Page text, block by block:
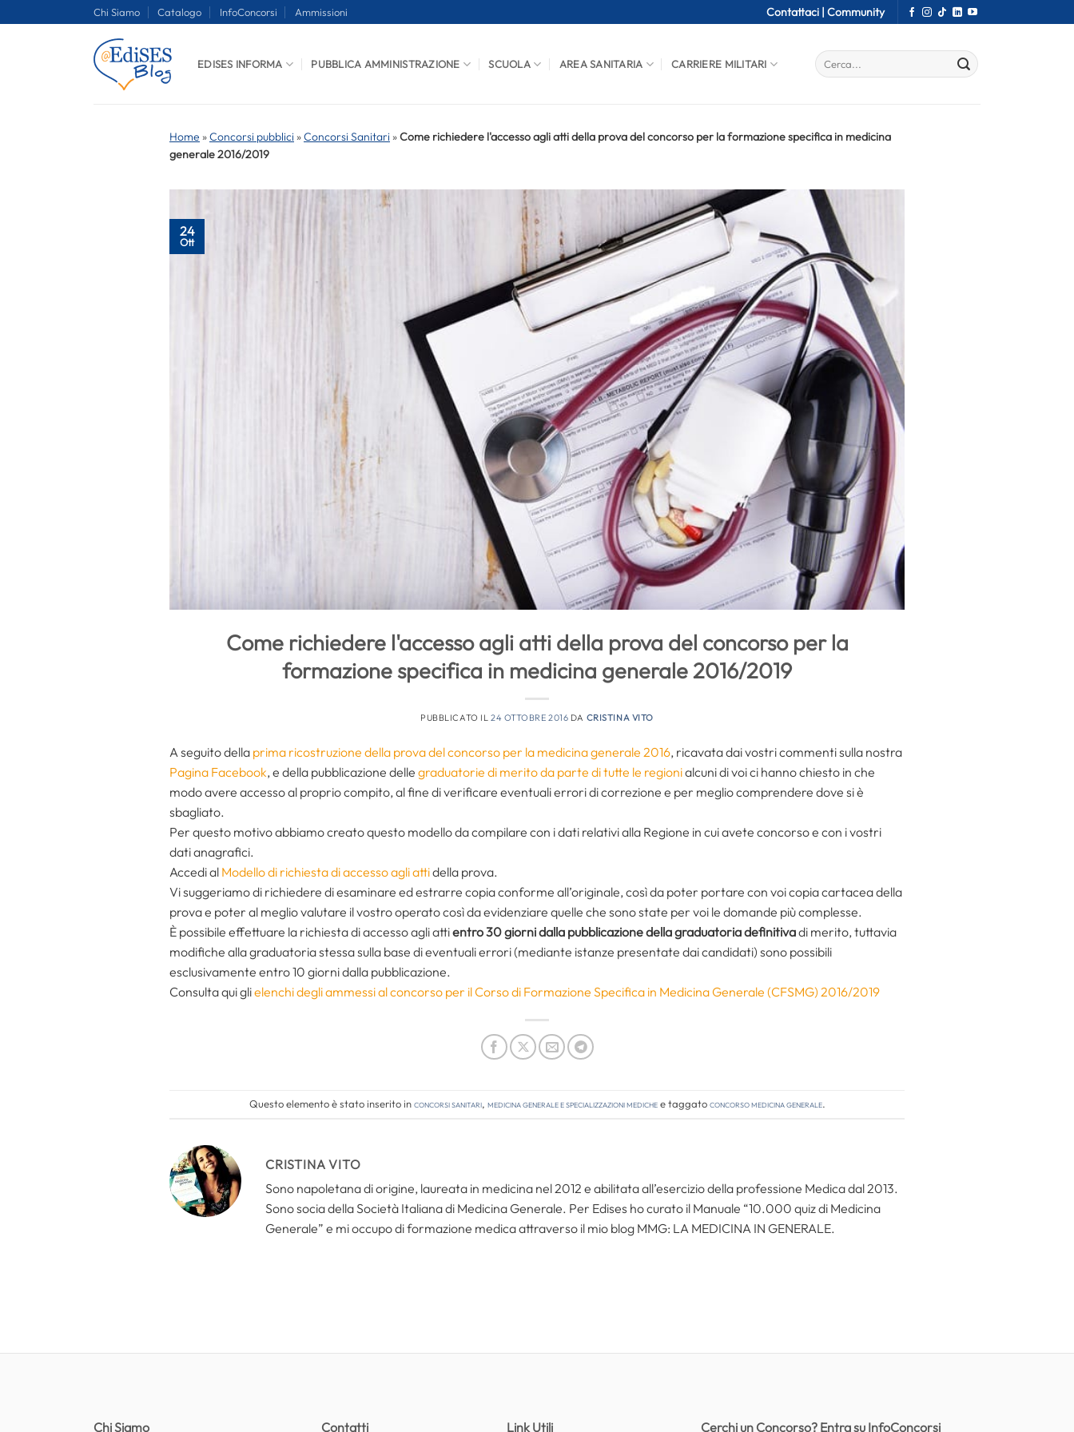
Chi Siamo Catalogo InfoConcorsi Ammissioni Contattaci | Community
EDISES INFORMA PUBBLICA AMMINISTRAZIONE SCUOLA AREA SANITARIA CARRIERE MILITARI
Home »Concorsi pubblici »Concorsi Sanitari »Come richiedere l'accesso agli atti della prova del concorso per la formazione specifica in medicina
generale 2016/2019
24
Ott
Come richiedere l'accesso agli atti della prova del concorso per la
formazione specifica in medicina generale 2016/2019
PUBBLICATO IL 24 OTTOBRE 2016 DA CRISTINA VITO
A seguito della prima ricostruzione della prova del concorso per la medicina generale 2016, ricavata dai vostri commenti sulla nostra
Pagina Facebook, e della pubblicazione delle graduatorie di merito da parte di tutte le regionialcuni di voi ci hanno chiesto in che
modo avere accesso al proprio compito, al fine di verificare eventuali errori di correzione e per meglio comprendere dove si è
sbagliato.
Per questo motivo abbiamo creato questo modello da compilare con i dati relativi alla Regione in cui avete concorso e con i vostri
dati anagrafici.
Accedi al Modello di richiesta di accesso agli attidella prova.
Vi suggeriamo di richiedere di esaminare ed estrarre copia conforme all’originale, così da poter portare con voi copia cartacea della
prova e poter al meglio valutare il vostro operato così da evidenziare quelle che sono state per voi le domande più complesse.
È possibile effettuare la richiesta di accesso agli attientro 30 giorni dalla pubblicazione della graduatoria definitivadi merito, tuttavia
modifiche alla graduatoria stessa sulla base di eventuali errori (mediante istanze presentate dai candidati) sono possibili
esclusivamente entro 10 giorni dalla pubblicazione.
Consulta qui glielenchi degli ammessi al concorso per il Corso di Formazione Specifica in Medicina Generale (CFSMG) 2016/2019
Questo elemento è stato inserito inConcorsi Sanitari, Medicina Generale e Specializzazioni Medichee taggatoconcorso medicina generale.
CRISTINA VITO
Sono napoletana di origine, laureata in medicina nel 2012 e abilitata all’esercizio della professione Medica dal 2013.
Sono socia della Società Italiana di Medicina Generale. Per Edises ho curato il Manuale “10.000 quiz di Medicina
Generale” e mi occupo di formazione medica attraverso il mio blog MMG: LA MEDICINA IN GENERALE.
Chi Siamo Contatti Link Utili Cerchi un Concorso? Entra su InfoConcorsi